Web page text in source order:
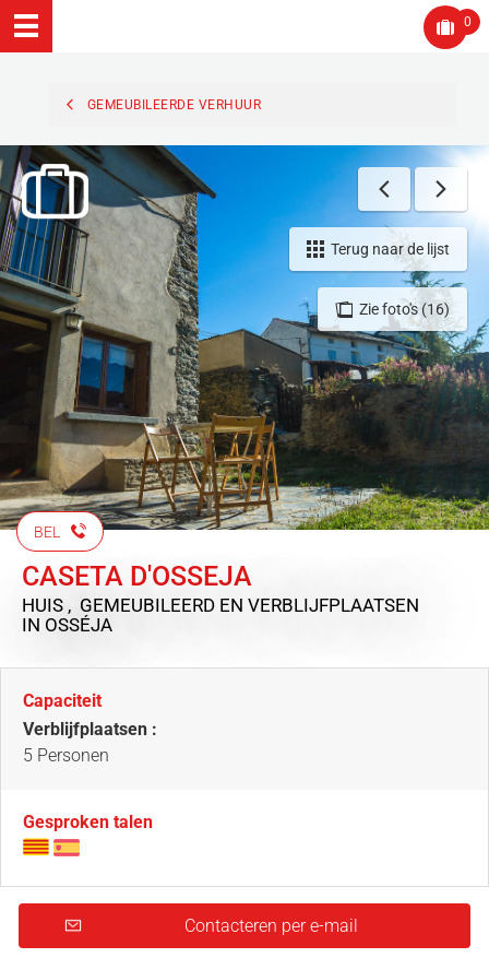
0
GEMEUBILEERDE VERHUUR
Zie foto's (16)
Terug naar de lijst
BEL
CASETA D'OSSEJA
HUIS , GEMEUBILEERD EN VERBLIJFPLAATSEN
IN OSSÉJA
Capaciteit
Verblijfplaatsen :
5 Personen
Gesproken talen
Contacteren per e-mail